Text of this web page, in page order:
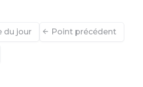
du jour Point précédent